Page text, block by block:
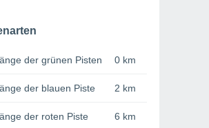
der grünen Pisten 0 km
der blauen Piste 2 km
der roten Piste 6 km